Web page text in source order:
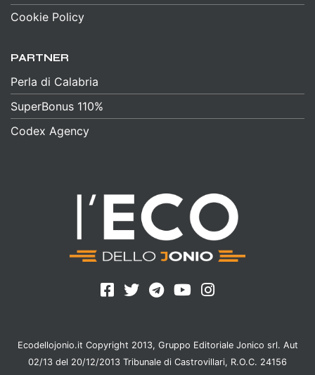
Cookie Policy
PARTNER
Perla di Calabria
SuperBonus 110%
Codex Agency
Ecodellojonio.it Copyright 2013, Gruppo Editoriale Jonico srl. Aut
02/13 del 20/12/2013 Tribunale di Castrovillari, R.O.C. 24156